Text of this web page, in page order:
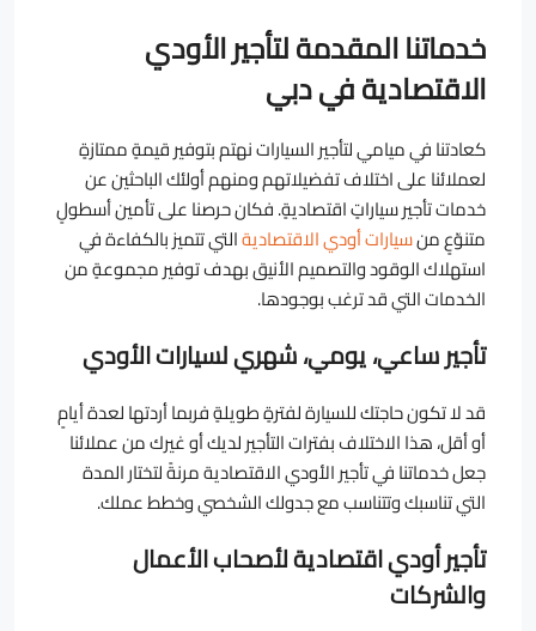
خدماتنا المقدمة لتأجير الأودي
الاقتصادية في دبي
كعادتنا في ميامي لتأجير السيارات نهتم بتوفير قيمةٍ ممتازةٍ
لعملائنا على اختلاف تفضيلاتهم ومنهم أولئك الباحثين عن
خدمات تأجير سياراتٍ اقتصاديةٍ. فكان حرصنا على تأمين أسطولٍ
متنوّعٍ منسيارات أودي الاقتصاديةالتي تتميز بالكفاءة في
استهلاك الوقود والتصميم الأنيق بهدف توفير مجموعةٍ من
الخدمات التي قد ترغب بوجودها.
تأجير ساعي، يومي، شهري لسيارات الأودي
قد لا تكون حاجتك للسيارة لفترةٍ طويلةٍ فربما أردتها لعدة أيامٍ
أو أقل، هذا الاختلاف بفترات التأجير لديك أو غيرك من عملائنا
جعل خدماتنا في تأجير الأودي الاقتصادية مرنةً لتختار المدة
التي تناسبك وتتناسب مع جدولك الشخصي وخطط عملك.
تأجير أودي اقتصادية لأصحاب الأعمال
والشركات